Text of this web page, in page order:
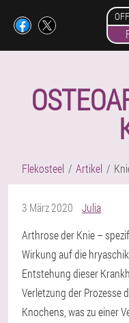
Flekosteel Artikel
3 März 2020
Julia
Arthrose der Knie –
Wirkung auf die
Entstehung dieser
Verletzung der Prozesse
Knochens, was zu einer